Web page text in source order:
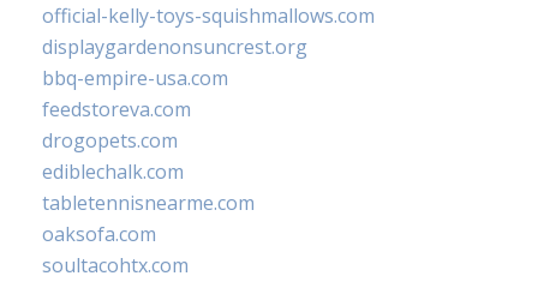
official-kelly-toys-squishmallows.com
displaygardenonsuncrest.org
bbq-empire-usa.com
feedstoreva.com
drogopets.com
ediblechalk.com
tabletennisnearme.com
oaksofa.com
soultacohtx.com